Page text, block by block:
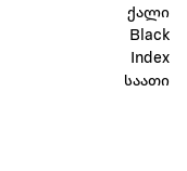
ქალი
Black
Index
საათი